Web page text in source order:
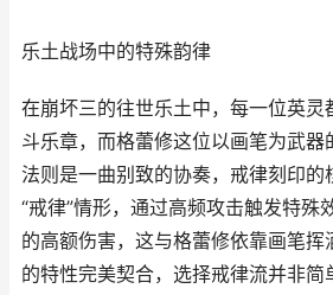
乐土战场中的特殊韵律
在崩坏三的往世乐土中，每一位英灵
斗乐章，而格蕾修这位以画笔为武器
法则是一曲别致的协奏，戒律刻印的
“戒律”情形，通过高频攻击触发特殊
的高额伤害，这与格蕾修依靠画笔挥
的特性完美契合，选择戒律流并非简